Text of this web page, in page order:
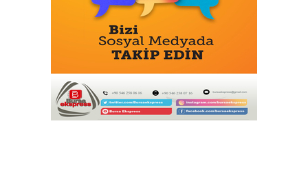
Arabistan yolcusu
405 Günde Geliştirilen Süper Otomobil:
Audi Nuvolari
Bursa Osmangazi’nin nabzını
Küplüpınar'da tuttu